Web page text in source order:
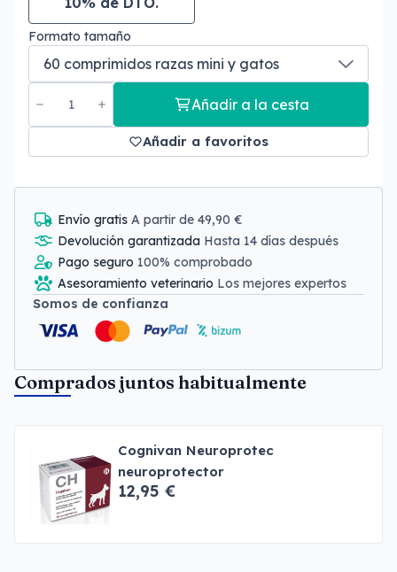
Formato tamaño
Añadir a la cesta
Añadir a favoritos
Envío gratis A partir de 49,90 €
Devolución garantizada Hasta 14 días después
Pago seguro 100% comprobado
Asesoramiento veterinario Los mejores expertos
Somos de confianza
Comprados juntos habitualmente
Cognivan Neuroprotec
neuroprotector
12,95 €